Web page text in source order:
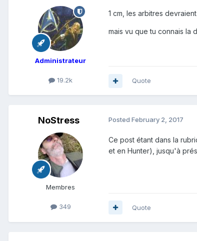
Administrateur
19.2k
1 cm, les arbitres
mais vu que tu connais la
Quote
NoStress
Membres
349
Posted February 2, 2017
Ce post étant dans la
et en Hunter), jusqu'à
Quote